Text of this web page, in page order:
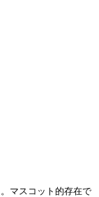
マスコット的存在で